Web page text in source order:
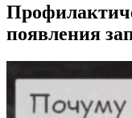
появления